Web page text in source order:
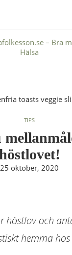
TIPS
25 oktober, 2020
höstlov och
hemma hos